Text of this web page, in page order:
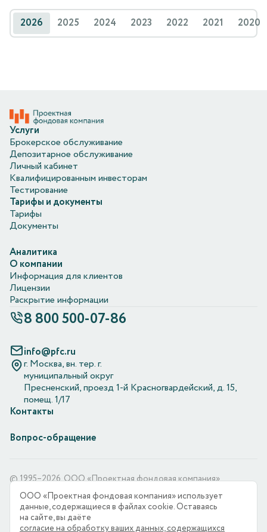
2026 2025 2024 2023 2022 2021 2020
Услуги
Брокерское обслуживание
Депозитарное обслуживание
Личный кабинет
Квалифицированным инвесторам
Тестирование
Тарифы и документы
Тарифы
Документы
Аналитика
О компании
Информация для клиентов
Лицензии
Раскрытие информации
8 800 500-07-86
info@pfc.ru
г. Москва, вн. тер. г.
муниципальный округ
Пресненский, проезд 1-й Красногвардейский, д. 15,
помещ. 1/17
Контакты
Вопрос-обращение
© 1995–2026. ООО «Проектная фондовая компания»
ООО «Проектная фондовая компания» является оператором
по обработке персональных данных, информация
об обработке персональных данных и сведения о реализуемых
требованиях к защите персональных данных отражены в
ООО «Проектная фондовая компания» использует
данные, содержащиеся в файлах cookie. Оставаясь
на сайте, вы даёте
согласие на обработку ваших данных, содержащихся